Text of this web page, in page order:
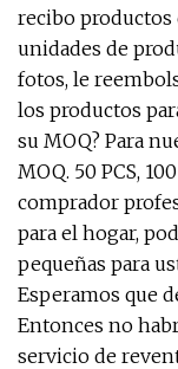
recibo productos
unidades de
fotos, le
los productos
su MOQ? Para
MOQ. 50 PCS,
comprador
para el hogar,
pequeñas para
Esperamos que
Entonces no
servicio de